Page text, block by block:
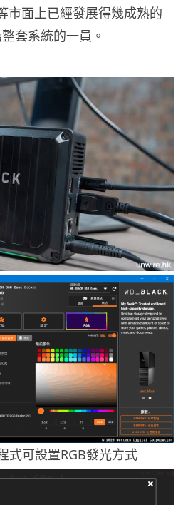
市面上已經發展得幾成熟的
套系統的一員。
式可設置RGB發光方式